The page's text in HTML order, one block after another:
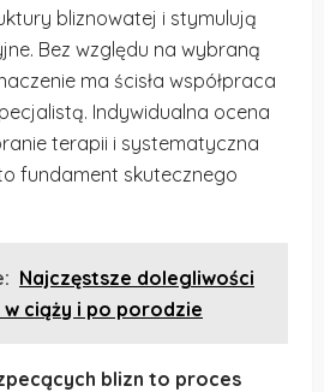
bliznowatej i stymulują
Bez względu na wybraną
ma ścisła współpraca
Indywidualna ocena
terapii i systematyczna
fundament skutecznego
Najczęstsze dolegliwości
ciąży i po porodzie
blizn to proces